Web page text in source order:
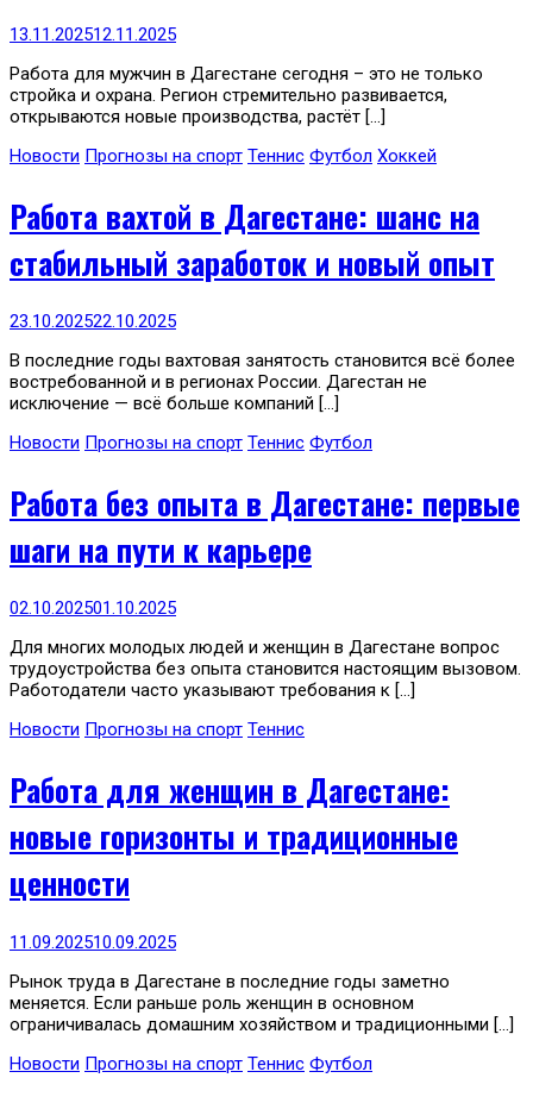
13.11.202512.11.2025
Работа для мужчин в Дагестане сегодня – это не только
стройка и охрана. Регион стремительно развивается,
открываются новые производства, растёт […]
Новости Прогнозы на спорт Теннис Футбол Хоккей
Работа вахтой в Дагестане: шанс на
стабильный заработок и новый опыт
23.10.202522.10.2025
В последние годы вахтовая занятость становится всё более
востребованной и в регионах России. Дагестан не
исключение — всё больше компаний […]
Новости Прогнозы на спорт Теннис Футбол
Работа без опыта в Дагестане: первые
шаги на пути к карьере
02.10.202501.10.2025
Для многих молодых людей и женщин в Дагестане вопрос
трудоустройства без опыта становится настоящим вызовом.
Работодатели часто указывают требования к […]
Новости Прогнозы на спорт Теннис
Работа для женщин в Дагестане:
новые горизонты и традиционные
ценности
11.09.202510.09.2025
Рынок труда в Дагестане в последние годы заметно
меняется. Если раньше роль женщин в основном
ограничивалась домашним хозяйством и традиционными […]
Новости Прогнозы на спорт Теннис Футбол